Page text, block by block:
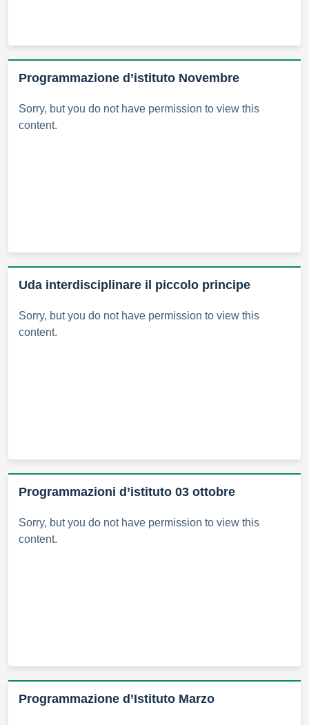
Programmazione d’istituto Novembre
Sorry, but you do not have permission to view this
content.
Uda interdisciplinare il piccolo principe
Sorry, but you do not have permission to view this
content.
Programmazioni d’istituto 03 ottobre
Sorry, but you do not have permission to view this
content.
Programmazione d’Istituto Marzo